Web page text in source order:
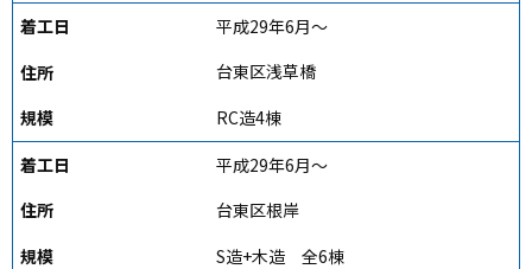
平成29年6月～
台東区浅草橋
RC造4棟
平成29年6月～
台東区根岸
S造+木造 全6棟